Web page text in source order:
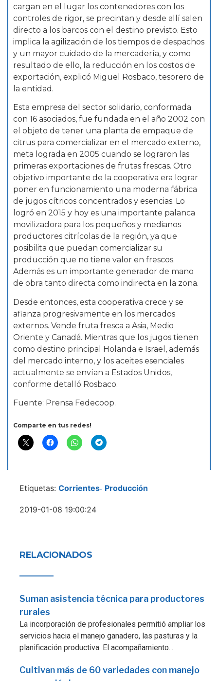
cargan en el lugar los contenedores con los
controles de rigor, se precintan y desde allí salen
directo a los barcos con el destino previsto. Esto
implica la agilización de los tiempos de despachos
y un mayor cuidado de la mercadería, y como
resultado de ello, la reducción en los costos de
exportación, explicó Miguel Rosbaco, tesorero de
la entidad.
Esta empresa del sector solidario, conformada
con 16 asociados, fue fundada en el año 2002 con
el objeto de tener una planta de empaque de
citrus para comercializar en el mercado externo,
meta lograda en 2005 cuando se lograron las
primeras exportaciones de frutas frescas. Otro
objetivo importante de la cooperativa era lograr
poner en funcionamiento una moderna fábrica
de jugos cítricos concentrados y esencias. Lo
logró en 2015 y hoy es una importante palanca
movilizadora para los pequeños y medianos
productores citrícolas de la región, ya que
posibilita que puedan comercializar su
producción que no tiene valor en frescos.
Además es un importante generador de mano
de obra tanto directa como indirecta en la zona.
Desde entonces, esta cooperativa crece y se
afianza progresivamente en los mercados
externos. Vende fruta fresca a Asia, Medio
Oriente y Canadá. Mientras que los jugos tienen
como destino principal Holanda e Israel, además
del mercado interno, y los aceites esenciales
actualmente se envían a Estados Unidos,
conforme detalló Rosbaco.
Fuente: Prensa Fedecoop.
Comparte en tus redes!
Etiquetas: Corrientes- Producción
2019-01-08 19:00:24
RELACIONADOS
Suman asistencia técnica para productores
rurales
La incorporación de profesionales permitió ampliar los
servicios hacia el manejo ganadero, las pasturas y la
planificación productiva. El acompañamiento...
Cultivan más de 60 variedades con manejo